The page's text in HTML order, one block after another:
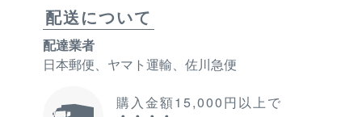
配送について
配達業者
日本郵便、ヤマト運輸、佐川急便
購入金額15,000円以上で